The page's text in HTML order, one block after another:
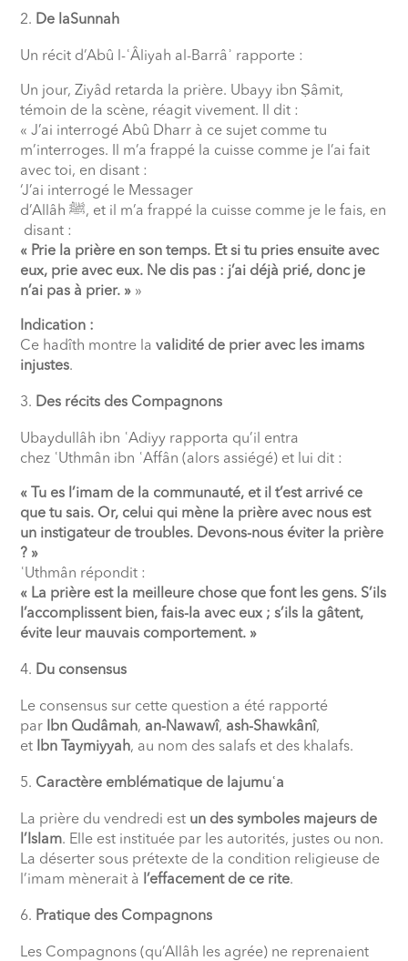
De laSunnah
Un récit d’Abû l-ʿÂliyah al-Barrâʾ rapporte :
Un jour, Ziyâd retarda la prière. Ubayy ibn Ṣâmit,
témoin de la scène, réagit vivement. Il dit :
« J’ai interrogé Abû Dharr à ce sujet comme tu
m’interroges. Il m’a frappé la cuisse comme je l’ai fait
avec toi, en disant :
‘J’ai interrogé le Messager
d’Allâh ﷺ, et il m’a frappé la cuisse comme je le fais, en
disant :
« Prie la prière en son temps. Et si tu pries ensuite avec
eux, prie avec eux. Ne dis pas : j’ai déjà prié, donc je
n’ai pas à prier. » »
Indication :
Ce hadîth montre lavalidité de prier avec les imams
injustes.
Des récits des Compagnons
Ubaydullâh ibn ʿAdiyy rapporta qu’il entra
chez ʿUthmân ibn ʿAffân (alors assiégé) et lui dit :
« Tu es l’imam de la communauté, et il t’est arrivé ce
que tu sais. Or, celui qui mène la prière avec nous est
un instigateur de troubles. Devons-nous éviter la prière
? »
ʿUthmân répondit :
« La prière est la meilleure chose que font les gens. S’ils
l’accomplissent bien, fais-la avec eux ; s’ils la gâtent,
évite leur mauvais comportement. »
Du consensus
Le consensus sur cette question a été rapporté
par
Ibn Qudâmah, an-Nawawî, ash-Shawkânî,
et
Ibn Taymiyyah, au nom des salafs et des khalafs.
Caractère emblématique de lajumuʿa
La prière du vendredi est un des symboles majeurs de
l’Islam. Elle est instituée par les autorités, justes ou non.
La déserter sous prétexte de la condition religieuse de
l’imam mènerait à l’effacement de ce rite.
Pratique des Compagnons
Les Compagnons (qu’Allâh les agrée) ne reprenaient